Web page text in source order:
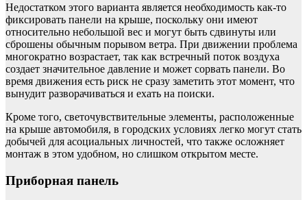
Недостатком этого варианта является необходимость как-то
фиксировать панели на крыше, поскольку они имеют
относительно небольшой вес и могут быть сдвинуты или
сброшены обычным порывом ветра. При движении проблема
многократно возрастает, так как встречный поток воздуха
создает значительное давление и может сорвать панели. Во
время движения есть риск не сразу заметить этот момент, что
вынудит разворачиваться и ехать на поиски.
Кроме того, светочувствительные элементы, расположенные
на крыше автомобиля, в городских условиях легко могут стать
добычей для асоциальных личностей, что также осложняет
монтаж в этом удобном, но слишком открытом месте.
Приборная панель